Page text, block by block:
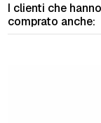
I clienti che
comprato anche: